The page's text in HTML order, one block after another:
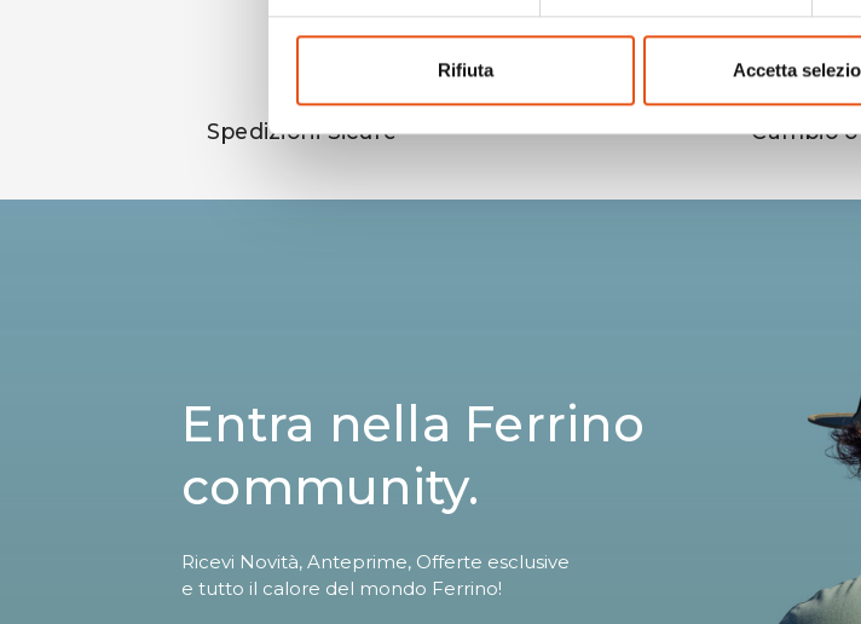
Rifiuta Accetta
Spedizioni Sicure Cambio o
Entra nella Ferrino
community.
Ricevi Novità, Anteprime, Offerte esclusive
e tutto il calore del mondo Ferrino!